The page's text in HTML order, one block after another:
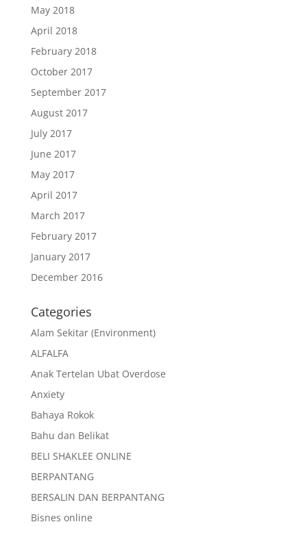
May 2018
April 2018
February 2018
October 2017
September 2017
August 2017
July 2017
June 2017
May 2017
April 2017
March 2017
February 2017
January 2017
December 2016
Categories
Alam Sekitar (Environment)
ALFALFA
Anak Tertelan Ubat Overdose
Anxiety
Bahaya Rokok
Bahu dan Belikat
BELI SHAKLEE ONLINE
BERPANTANG
BERSALIN DAN BERPANTANG
Bisnes online